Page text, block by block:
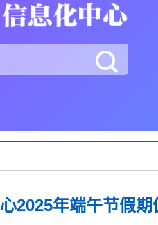
2025年端午节假期